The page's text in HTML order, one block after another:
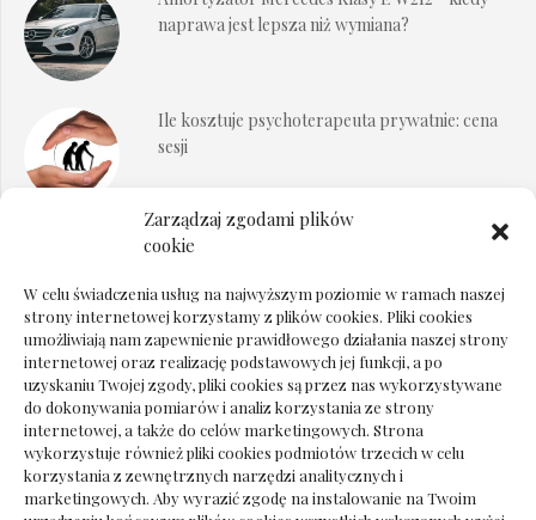
Zarządzaj zgodami plików
cookie
W celu świadczenia usług na najwyższym poziomie w ramach naszej
strony internetowej korzystamy z plików cookies. Pliki cookies
umożliwiają nam zapewnienie prawidłowego działania naszej strony
internetowej oraz realizację podstawowych jej funkcji, a po
uzyskaniu Twojej zgody, pliki cookies są przez nas wykorzystywane
do dokonywania pomiarów i analiz korzystania ze strony
internetowej, a także do celów marketingowych. Strona
wykorzystuje również pliki cookies podmiotów trzecich w celu
korzystania z zewnętrznych narzędzi analitycznych i
marketingowych. Aby wyrazić zgodę na instalowanie na Twoim
naprawa jest lepsza niż wymiana?
Ile kosztuje psychoterapeuta prywatnie: cena
sesji
Dokumenty do odbioru przy zmianie biura
Deska podłogowa do salonu: jak wybrać bez
pośpiechu